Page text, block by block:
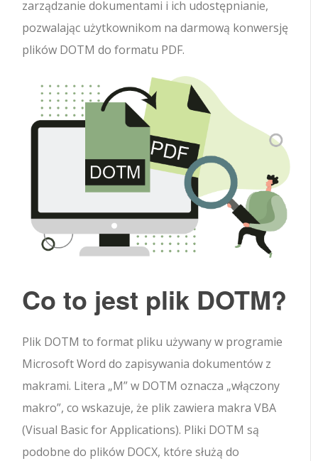
zarządzanie dokumentami i ich udostępnianie,
pozwalając użytkownikom na darmową konwersję
plików DOTM do formatu PDF.
Co to jest plik DOTM?
Plik DOTM to format pliku używany w programie
Microsoft Word do zapisywania dokumentów z
makrami. Litera „M” w DOTM oznacza „włączony
makro”, co wskazuje, że plik zawiera makra VBA
(Visual Basic for Applications). Pliki DOTM są
podobne do plików DOCX, które służą do